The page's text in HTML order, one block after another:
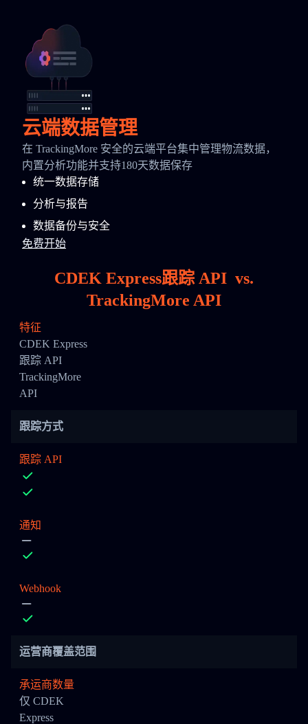
云端数据管理
在 TrackingMore 安全的云端平台集中管理物流数据，
内置分析功能并支持180天数据保存
统一数据存储
分析与报告
数据备份与安全
免费开始
CDEK Express跟踪 API vs.
TrackingMore API
特征
CDEK Express
跟踪 API
TrackingMore
API
跟踪方式
跟踪 API
通知
Webhook
运营商覆盖范围
承运商数量
仅 CDEK
Express